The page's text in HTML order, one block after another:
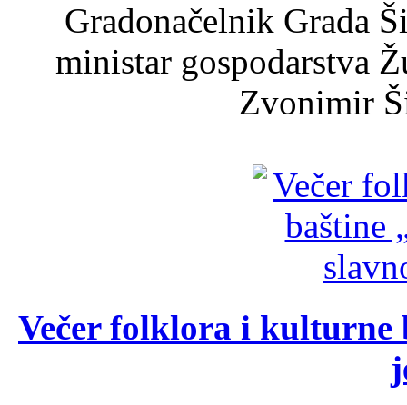
Gradonačelnik Grada
ministar gospodarstva
Zvonimir
Večer folklora i kulturne